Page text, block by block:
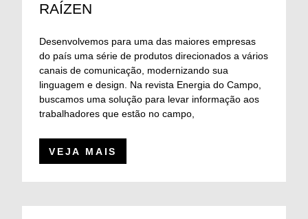
RAÍZEN
Desenvolvemos para uma das maiores empresas
do país uma série de produtos direcionados a vários
canais de comunicação, modernizando sua
linguagem e design. Na revista Energia do Campo,
buscamos uma solução para levar informação aos
trabalhadores que estão no campo,
VEJA MAIS